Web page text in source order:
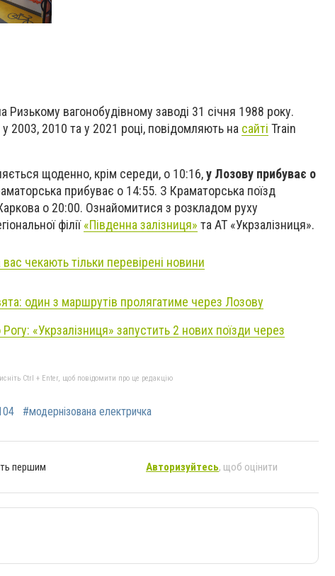
вагонобудівному заводі 31 січня 1988 року.
2003, 2010 та у 2021 році, повідомляють на сайті Train
щоденно, крім середи, о 10:16,у Лозову прибуває о
прибуває о 14:55. З Краматорська поїзд
о 20:00. Ознайомитися з розкладом руху
філії«Південна залізниця» та АТ «Укрзалізниця».
чекають тільки перевірені новини
один з маршрутів пролягатиме через Лозову
«Укрзалізниця» запустить 2 нових поїзди через
Ctrl + Enter, щоб повідомити про це редакцію
#модернізована електричка
першим Авторизуйтесь, щоб оцінити